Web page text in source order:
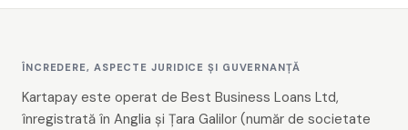
ÎNCREDERE, ASPECTE JURIDICE ȘI GUVERNANȚĂ
Kartapay este operat de Best Business Loans Ltd,
înregistrată în Anglia și Țara Galilor (număr de societate